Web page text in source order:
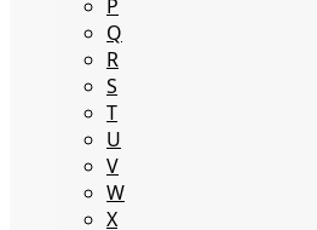
P
Q
R
S
T
U
V
W
X